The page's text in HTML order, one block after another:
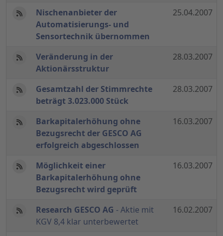
Nischenanbieter der
Automatisierungs- und
Sensortechnik übernommen
25.04.2007
Veränderung in der
Aktionärsstruktur
28.03.2007
Gesamtzahl der Stimmrechte
beträgt 3.023.000 Stück
28.03.2007
Barkapitalerhöhung ohne
Bezugsrecht der GESCO AG
erfolgreich abgeschlossen
16.03.2007
Möglichkeit einer
Barkapitalerhöhung ohne
Bezugsrecht wird geprüft
16.03.2007
Research GESCO AG - Aktie mit
KGV 8,4 klar unterbewertet
16.02.2007